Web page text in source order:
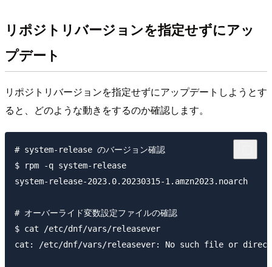
リポジトリバージョンを指定せずにアッ
プデート
リポジトリバージョンを指定せずにアップデートしようとす
ると、どのような動きをするのか確認します。
# system-release のバージョン確認
$ rpm -q system-release
system-release-2023.0.20230315-1.amzn2023.noarch
# オーバーライド変数設定ファイルの確認
$ cat /etc/dnf/vars/releasever
cat: /etc/dnf/vars/releasever: No such file or